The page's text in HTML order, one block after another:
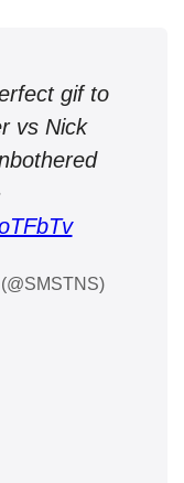
gif to
vs Nick